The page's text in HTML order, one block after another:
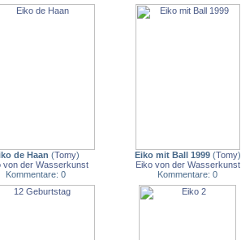
de Haan (Tomy)
von der Wasserkunst
Kommentare: 0
Eiko mit Ball 1999(Tomy)
Eiko von der Wasserkunst
Kommentare: 0